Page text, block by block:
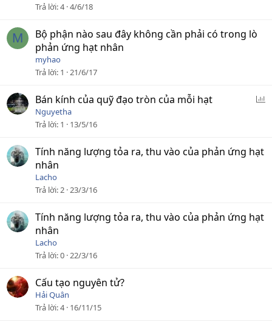
Trả lời 4 4/6/18
M
Bộ phận nào sau đây không cần phải có trong lò
phản ứng hạt nhân
myhao
Trả lời 1 21/6/17
Bán kính của quỹ đạo tròn của mỗi hạt
Nguyetha
Trả lời 1 13/5/16
Tính năng lượng tỏa ra, thu vào của phản ứng hạt
nhân
Lacho
Trả lời 2 23/3/16
Tính năng lượng tỏa ra, thu vào của phản ứng hạt
nhân
Lacho
Trả lời 0 22/3/16
Cấu tạo nguyên tử?
Hải Quân
Trả lời 4 16/11/15